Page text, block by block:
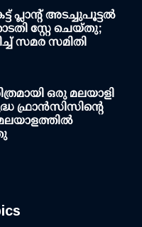
പ്ലാന്റ് അടച്ചുപൂട്ടൽ
സ്റ്റേ ചെയ്തു;
സമര സമിതി
ഒരു മലയാളി
ഫ്രാൻസിസിന്റെ